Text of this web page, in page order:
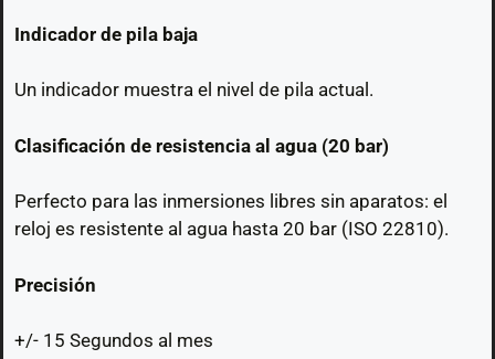
Indicador de pila baja
Un indicador muestra el nivel de pila actual.
Clasificación de resistencia al agua (20 bar)
Perfecto para las inmersiones libres sin aparatos: el
reloj es resistente al agua hasta 20 bar (ISO 22810).
Precisión
+/- 15 Segundos al mes